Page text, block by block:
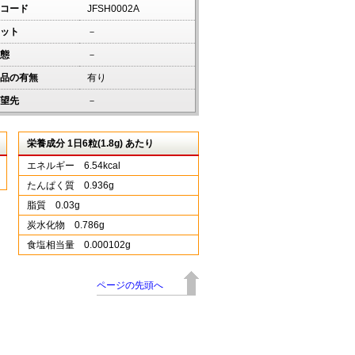
ード JFSH0002A
ト －
－
の有無 有り
先 －
栄養成分 1日6粒(1.8g) あたり
エネルギー 6.54kcal
たんぱく質 0.936g
脂質 0.03g
炭水化物 0.786g
食塩相当量 0.000102g
ページの先頭へ